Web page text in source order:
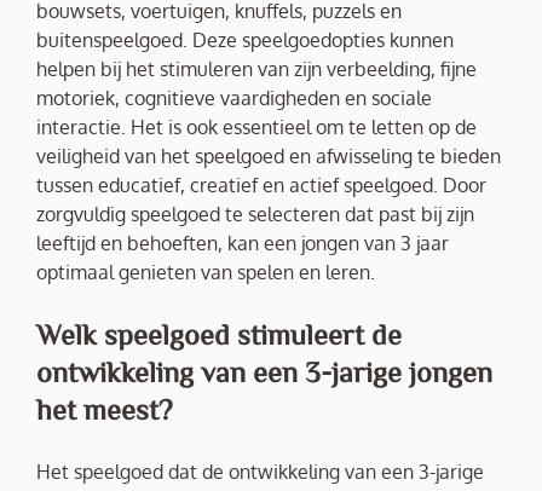
bouwsets, voertuigen, knuffels, puzzels en
buitenspeelgoed. Deze speelgoedopties kunnen
helpen bij het stimuleren van zijn verbeelding, fijne
motoriek, cognitieve vaardigheden en sociale
interactie. Het is ook essentieel om te letten op de
veiligheid van het speelgoed en afwisseling te bieden
tussen educatief, creatief en actief speelgoed. Door
zorgvuldig speelgoed te selecteren dat past bij zijn
leeftijd en behoeften, kan een jongen van 3 jaar
optimaal genieten van spelen en leren.
Welk speelgoed stimuleert de
ontwikkeling van een 3-jarige jongen
het meest?
Het speelgoed dat de ontwikkeling van een 3-jarige